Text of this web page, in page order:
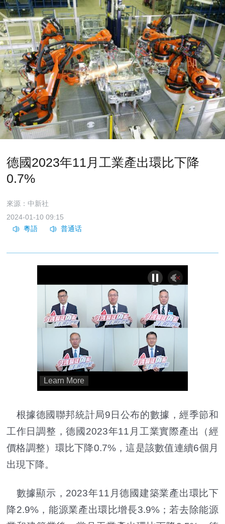
德國2023年11月工業產出環比下降
0.7%
來源：中新社
2024-01-10 09:15
根據德國聯邦統計局9日公布的數據，經季節和
工作日調整，德國2023年11月工業實際產出（經
價格調整）環比下降0.7%，這是該數值連續6個月
出現下降。
數據顯示，2023年11月德國建築業產出環比下
降2.9%，能源業產出環比增長3.9%；若去除能源